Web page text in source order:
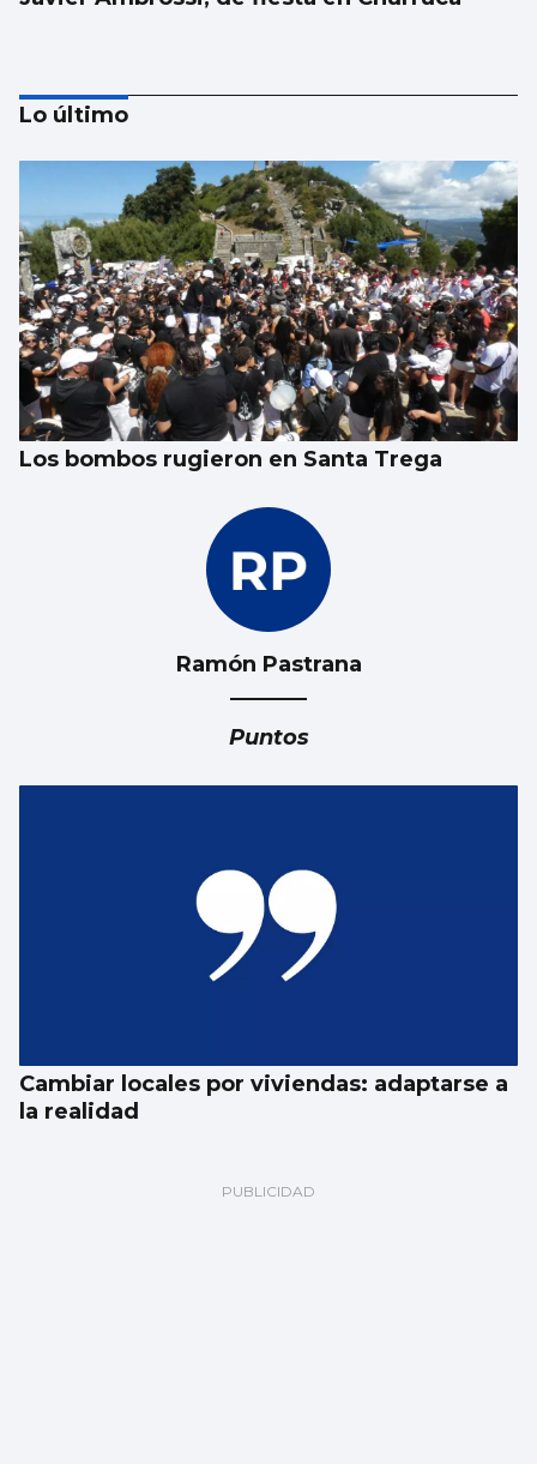
EPISODIOS VIGUESES
Cuidado si le invitan a hacer de extra en
una película en Vigo
Lo último
Los bombos rugieron en Santa Trega
Ramón Pastrana
Puntos
Cambiar locales por viviendas: adaptarse a
la realidad